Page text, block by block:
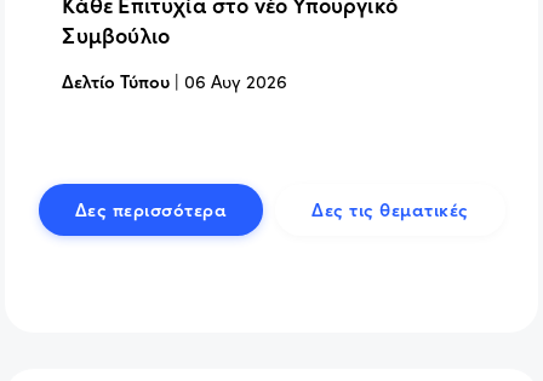
Συμβούλιο
Δελτίο Τύπου |06 Αυγ 2026
Δες περισσότερα Δες τις θεματικές